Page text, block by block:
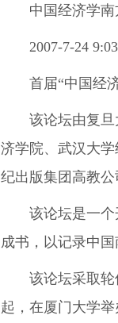
中国经济学
2007-7-24
首届“中国经
该论坛由复
济学院、武汉大
纪出版集团高教
该论坛是一
成书，以记录中
该论坛采取
起，在厦门大学